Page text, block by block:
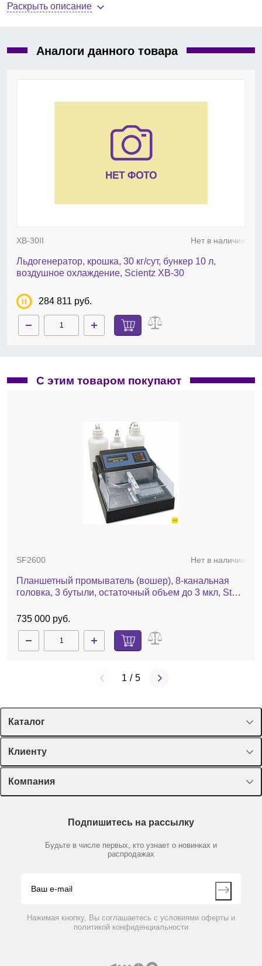
корпус из нержавеющей стали;
хладагент R290.
Ледогенераторы чешуйчатого, кубикового и наггетового
льда производительностью от 145 до 2350 кг/сутки —
Раскрыть описание
Аналоги данного товара
XB-30II Нет в наличии
Льдогенератор, крошка, 30 кг/сут, бункер 10 л,
воздушное охлаждение, Scientz XB-30
284 811 руб.
С этим товаром покупают
SF2600 Нет в наличии
Планшетный промыватель (вошер), 8-канальная
головка, 3 бутыли, остаточный объем до 3 мкл, Stat
735 000 руб.
1 / 5
Каталог
Спецпредложения
Оборудование, приборы
Пластик, стекло, принадлежности
Химические реактивы, препараты, наборы
Производители
Клиенту
Лекторий Диаэм
Доставка и оплата
Мобильное приложение
Компания
Партнеры
Контакты
Подпишитесь на рассылку
Будьте в числе первых, кто узнает о новинках и
распродажах
Нажимая кнопку, Вы соглашаетесь с условиями оферты и
политикой конфиденциальности